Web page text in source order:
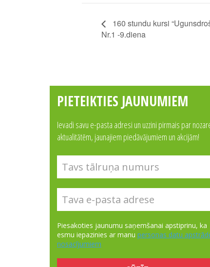
160 stundu kursi
Nr.1 -9.diena
PIETEIKTIES JAUNUMIEM
Ievadi savu e-pasta adresi un uzzini pirmais par
aktualitātēm, jaunajiem piedāvājumiem un akcijām!
Piesakoties jaunumu saņemšanai apstiprinu, ka
esmu iepazinies ar manu personas datu
nosacījumiem